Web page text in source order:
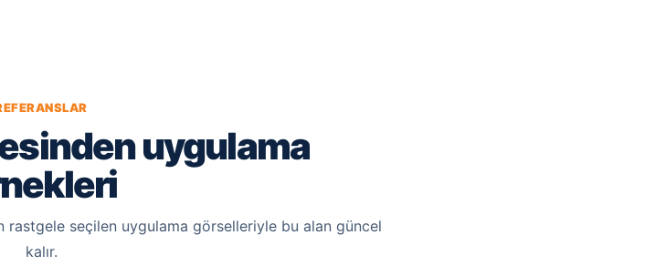
uygulama
rastgele seçilen uygulama görselleriyle bu alan güncel
kalır.